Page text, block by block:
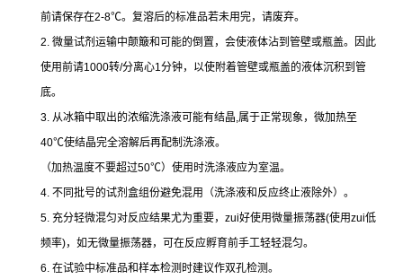
前请保存在2-8℃。复溶后的标准品若未用完，请废弃。
2. 微量试剂运输中颠簸和可能的倒置，会使液体沾到管壁或瓶盖。因此
使用前请1000转/分离心1分钟，以使附着管壁或瓶盖的液体沉积到管
底。
3. 从冰箱中取出的浓缩洗涤液可能有结晶,属于正常现象，微加热至
40℃使结晶完全溶解后再配制洗涤液。
（加热温度不要超过50℃）使用时洗涤液应为室温。
4. 不同批号的试剂盒组份避免混用（洗涤液和反应终止液除外）。
5. 充分轻微混匀对反应结果尤为重要， zui好使用微量振荡器(使用zui低
频率)，如无微量振荡器，可在反应孵育前手工轻轻混匀。
6. 在试验中标准品和样本检测时建议作双孔检测。